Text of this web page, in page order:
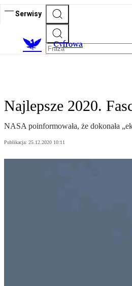
Serwisy
Cyfrowa
Najlepsze 2020.
NASA poinformowała, że dokonała
Publikacja: 25.12.2020 10:11